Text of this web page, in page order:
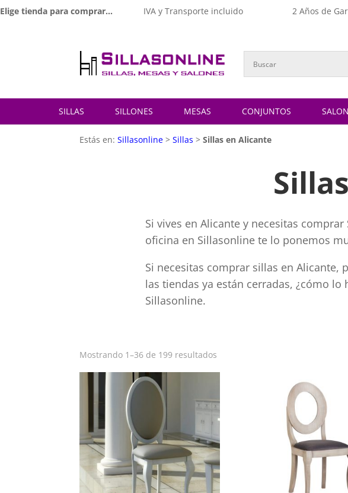
Elige tienda para comprar... IVA y Transporte incluido 2 Años de
SILLAS SILLONES MESAS CONJUNTOS
Estás en:Sillasonline >Sillas >Sillas en Alicante
Si vives en Alicante y necesitas
oficina en Sillasonline te lo ponemos
Si necesitas comprar sillas en
las tiendas ya están cerradas, ¿cómo
Sillasonline.
Mostrando 1–36 de 199 resultados